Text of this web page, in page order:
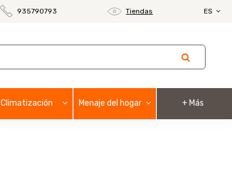
935790793 Tiendas ES
Climatización Menaje del hogar + Más